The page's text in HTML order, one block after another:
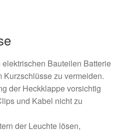
Bauteilen Batterie
Kurzschlüsse zu vermeiden.
der Heckklappe vorsichtig
und Kabel nicht zu
der Leuchte lösen,